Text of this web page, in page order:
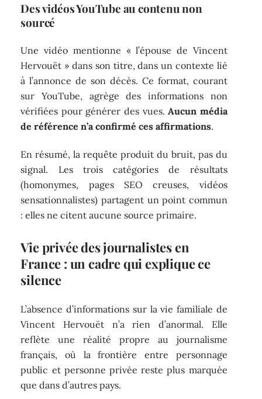
Des vidéos YouTube au contenu non
sourcé
Une vidéo mentionne « l’épouse de Vincent
Hervouët » dans son titre, dans un contexte lié
à l’annonce de son décès. Ce format, courant
sur YouTube, agrège des informations non
vérifiées pour générer des vues.Aucun média
de référence n’a confirmé ces affirmations.
En résumé, la requête produit du bruit, pas du
signal. Les trois catégories de résultats
(homonymes, pages SEO creuses, vidéos
sensationnalistes) partagent un point commun
: elles ne citent aucune source primaire.
Vie privée des journalistes en
France : un cadre qui explique ce
silence
L’absence d’informations sur la vie familiale de
Vincent Hervouët n’a rien d’anormal. Elle
reflète une réalité propre au journalisme
français, où la frontière entre personnage
public et personne privée reste plus marquée
que dans d’autres pays.